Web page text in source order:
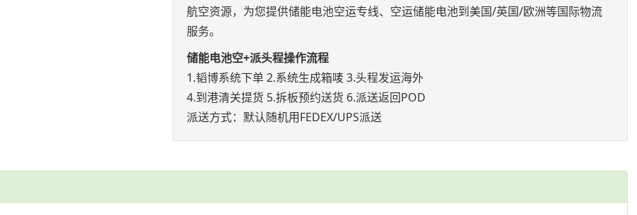
航空资源，为您提供储能电池空运专线、空运储能电池到美国/英国/欧洲等国际物流
服务。
储能电池空+派头程操作流程
1.韬博系统下单 2.系统生成箱唛 3.头程发运海外
4.到港清关提货 5.拆板预约送货 6.派送返回POD
派送方式：默认随机用FEDEX/UPS派送